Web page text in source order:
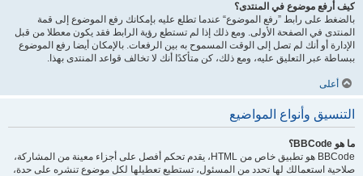
كيف أرفع موضوع في المنتدى؟
بالضغط على رابط ”رفع الموضوع“ عندما تطلع عليه بإمكانك رفع الموضوع إلى قمة
المنتدى في الصفحة الأولى. ومع ذلك إذا لم تستطع رؤية الرابط فقد يكون معطلا من قبل
الإدارة أو أنك لم تصل إلى الوقت المسموح به بين الرفعات. بالإمكان أيضا رفع الموضوع
ببساطة عبر التعليق عليه، ومع ذلك، كن متأكدًا أنك لا تخالف قواعد المنتدى بهذا.
أعلى
التنسيق وأنواع المواضيع
ما هو BBCode؟
BBCode هو تطبيق خاص من HTML، يقدم تحكم أفصل على أجزاء معينة من المشاركة،
صلاحية استعمالك لها تحدد من المسئول، تستطيع تعطيلها لكل موضوع تنشره على حدة،